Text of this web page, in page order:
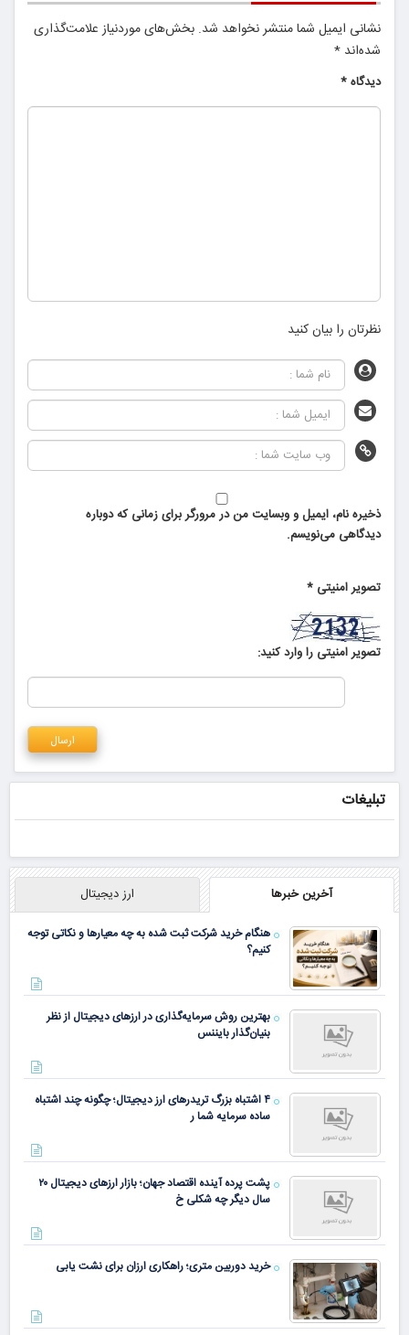
نشانی ایمیل شما منتشر نخواهد شد. بخش‌های موردنیاز علامت‌گذاری
شده‌اند *
دیدگاه*
نظرتان را بیان کنید
ذخیره نام، ایمیل و وبسایت من در مرورگر برای زمانی که دوباره
دیدگاهی می‌نویسم.
تصویر امنیتی *
تصویر امنیتی را وارد کنید:
تبلیغات
آخرین خبرها ارز دیجیتال
هنگام خرید شرکت ثبت شده به چه معیارها و نکاتی توجه
کنیم؟
بهترین روش سرمایه‌گذاری در ارزهای دیجیتال از نظر
بنیان‌گذار بایننس
۴ اشتباه بزرگ تریدرهای ارز دیجیتال؛ چگونه چند اشتباه
ساده سرمایه شما ر
پشت پرده آینده اقتصاد جهان؛ بازار ارزهای دیجیتال ۲۰
سال دیگر چه شکلی خ
خرید دوربین متری؛ راهکاری ارزان برای نشت یابی